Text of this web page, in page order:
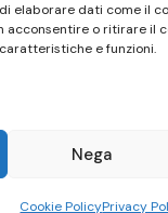
elaborare dati come il
acconsentire o ritirare il
e funzioni.
Nega
Cookie PolicyPrivacy